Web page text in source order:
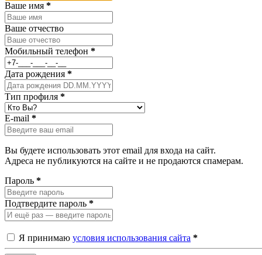
Ваше имя *
Ваше отчество
Мобильный телефон *
Дата рождения *
Тип профиля *
E-mail *
Вы будете использовать этот email для входа на сайт.
Адреса не публикуются на сайте и не продаются спамерам.
Пароль *
Подтвердите пароль *
Я принимаю условия использования сайта *